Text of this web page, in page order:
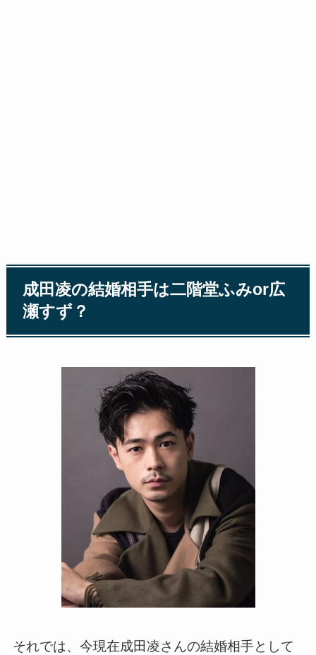
成田凌の結婚相手は二階堂ふみor広
瀬すず？
それでは、今現在成田凌さんの結婚相手として